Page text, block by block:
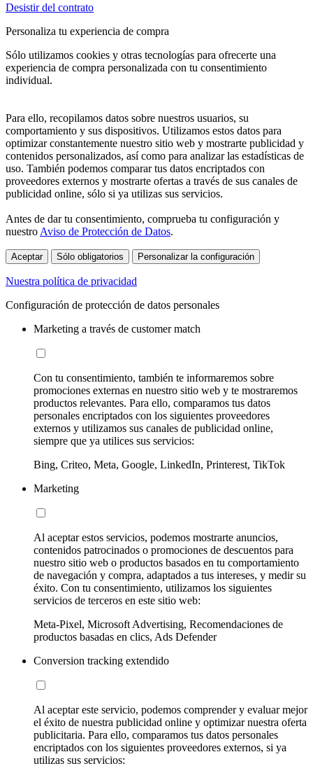
Desistir del contrato
Personaliza tu experiencia de compra
Sólo utilizamos cookies y otras tecnologías para ofrecerte una
experiencia de compra personalizada con tu consentimiento
individual.
Para ello, recopilamos datos sobre nuestros usuarios, su
comportamiento y sus dispositivos. Utilizamos estos datos para
optimizar constantemente nuestro sitio web y mostrarte publicidad y
contenidos personalizados, así como para analizar las estadísticas de
uso. También podemos comparar tus datos encriptados con
proveedores externos y mostrarte ofertas a través de sus canales de
publicidad online, sólo si ya utilizas sus servicios.
Antes de dar tu consentimiento, comprueba tu configuración y
nuestro Aviso de Protección de Datos.
Aceptar Sólo obligatorios Personalizar la configuración
Nuestra política de privacidad
Configuración de protección de datos personales
Marketing a través de customer match
Con tu consentimiento, también te informaremos sobre
promociones externas en nuestro sitio web y te mostraremos
productos relevantes. Para ello, comparamos tus datos
personales encriptados con los siguientes proveedores
externos y utilizamos sus canales de publicidad online,
siempre que ya utilices sus servicios:
Bing, Criteo, Meta, Google, LinkedIn, Printerest, TikTok
Marketing
Al aceptar estos servicios, podemos mostrarte anuncios,
contenidos patrocinados o promociones de descuentos para
nuestro sitio web o productos basados en tu comportamiento
de navegación y compra, adaptados a tus intereses, y medir su
éxito. Con tu consentimiento, utilizamos los siguientes
servicios de terceros en este sitio web:
Meta-Pixel, Microsoft Advertising, Recomendaciones de
productos basadas en clics, Ads Defender
Conversion tracking extendido
Al aceptar este servicio, podemos comprender y evaluar mejor
el éxito de nuestra publicidad online y optimizar nuestra oferta
publicitaria. Para ello, comparamos tus datos personales
encriptados con los siguientes proveedores externos, si ya
utilizas sus servicios: